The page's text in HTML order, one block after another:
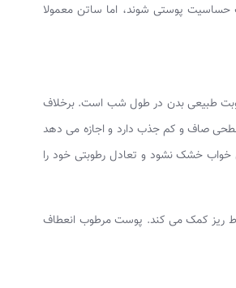
حساسیت پوستی شوند، اما ساتن معمولا
طبیعی بدن در طول شب است. برخلاف
صاف و کم‌ جذب دارد و اجازه می‌ دهد
خشک نشود و تعادل رطوبتی خود را
ریز کمک می‌ کند. پوست مرطوب انعطاف‌